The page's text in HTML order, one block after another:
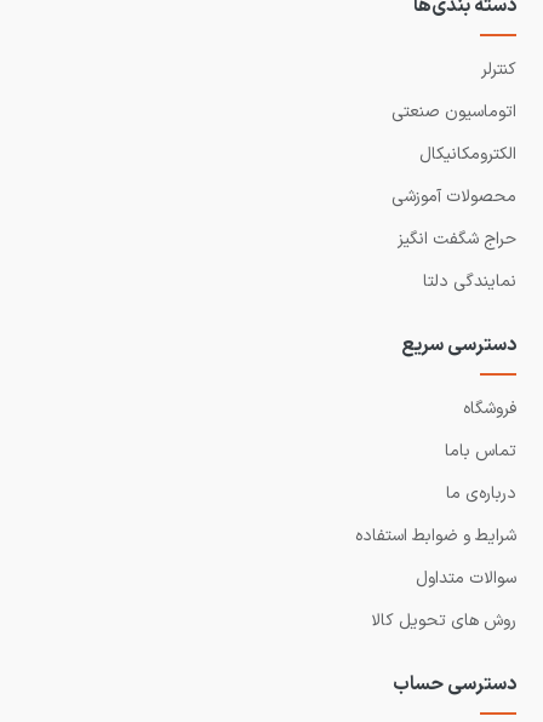
دسته بندی‌ها
کنترلر
اتوماسیون صنعتی
الکترومکانیکال
محصولات آموزشی
حراج شگفت انگیز
نمایندگی دلتا
دسترسی سریع
فروشگاه
تماس باما
درباره‌ی ما
شرایط و ضوابط استفاده
سوالات متداول
روش های تحویل کالا
دسترسی حساب